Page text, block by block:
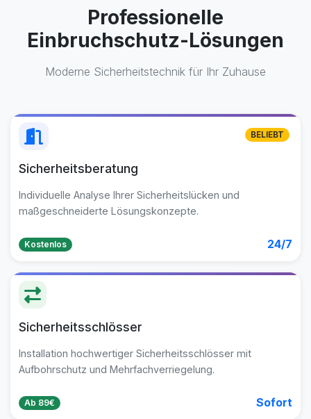
Professionelle
Einbruchschutz-Lösungen
Moderne Sicherheitstechnik für Ihr Zuhause
Sicherheitsberatung
Individuelle Analyse Ihrer Sicherheitslücken und
maßgeschneiderte Lösungskonzepte.
Kostenlos 24/7
BELIEBT
Sicherheitsschlösser
Installation hochwertiger Sicherheitsschlösser mit
Aufbohrschutz und Mehrfachverriegelung.
Ab 89€ Sofort